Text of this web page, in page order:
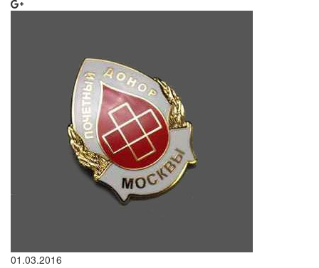
01.03.2016